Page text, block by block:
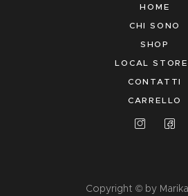
HOME
CHI SONO
SHOP
LOCAL
CONTATTI
CARRELLO
Copyright © by